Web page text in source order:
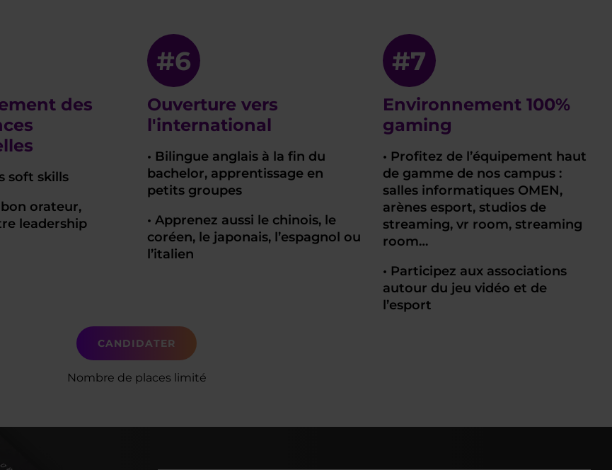
des
soft skills
bon orateur,
leadership
#6
Ouverture vers
l'international
• Bilingue anglais à la fin du
bachelor, apprentissage en
petits groupes
• Apprenez aussi le chinois, le
coréen, le japonais, l’espagnol ou
l’italien
#7
Environnement 100%
gaming
• Profitez de l’équipement haut
de gamme de nos campus :
salles informatiques OMEN,
arènes esport, studios de
streaming, vr room, streaming
room…
• Participez aux associations
autour du jeu vidéo et de
l’esport
CANDIDATER
Nombre de places limité